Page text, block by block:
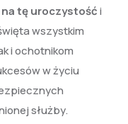
tę uroczystośći
wszystkim
i ochotnikom
w życiu
służby.